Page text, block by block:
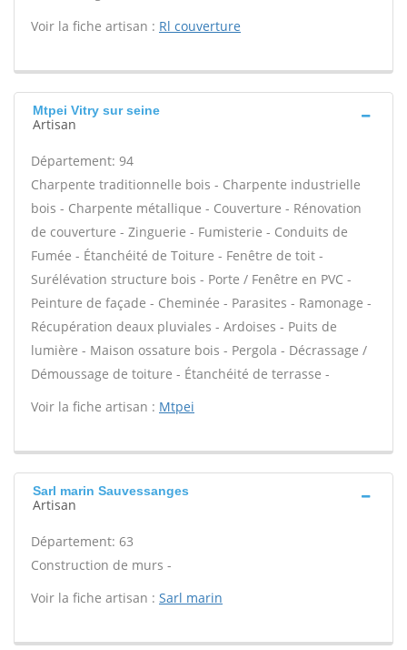
Voir la fiche artisan : Rl couverture
Mtpei Vitry sur seine
Artisan
Département: 94
Charpente traditionnelle bois - Charpente industrielle
bois - Charpente métallique - Couverture - Rénovation
de couverture - Zinguerie - Fumisterie - Conduits de
Fumée - Étanchéité de Toiture - Fenêtre de toit -
Surélévation structure bois - Porte / Fenêtre en PVC -
Peinture de façade - Cheminée - Parasites - Ramonage -
Récupération deaux pluviales - Ardoises - Puits de
lumière - Maison ossature bois - Pergola - Décrassage /
Démoussage de toiture - Étanchéité de terrasse -
Voir la fiche artisan : Mtpei
Sarl marin Sauvessanges
Artisan
Département: 63
Construction de murs -
Voir la fiche artisan : Sarl marin